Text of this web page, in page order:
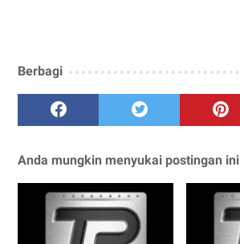
Berbagi
Anda mungkin menyukai postingan ini